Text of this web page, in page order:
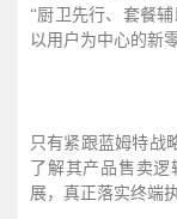
“厨卫先行、套餐
以用户为中心的新
只有紧跟蓝姆特战
了解其产品售卖
展，真正落实终端